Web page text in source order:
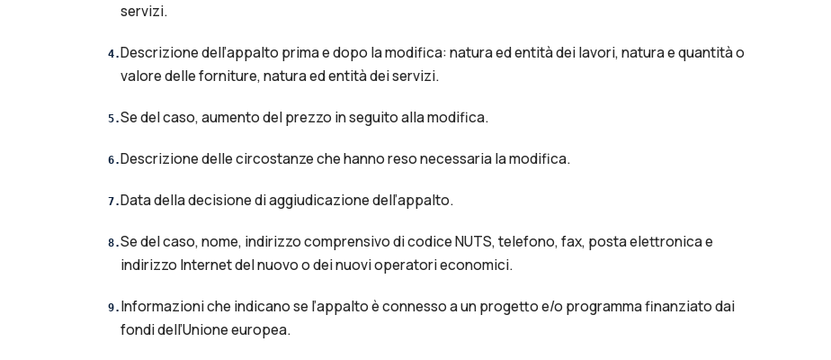
servizi.
4.Descrizione dell’appalto prima e dopo la modifica: natura ed entità dei lavori, natura e quantità o
valore delle forniture, natura ed entità dei servizi.
5.Se del caso, aumento del prezzo in seguito alla modifica.
6.Descrizione delle circostanze che hanno reso necessaria la modifica.
7.Data della decisione di aggiudicazione dell’appalto.
8.Se del caso, nome, indirizzo comprensivo di codice NUTS, telefono, fax, posta elettronica e
indirizzo Internet del nuovo o dei nuovi operatori economici.
9. Informazioni che indicano se l’appalto è connesso a un progetto e/o programma finanziato dai
fondi dell’Unione europea.